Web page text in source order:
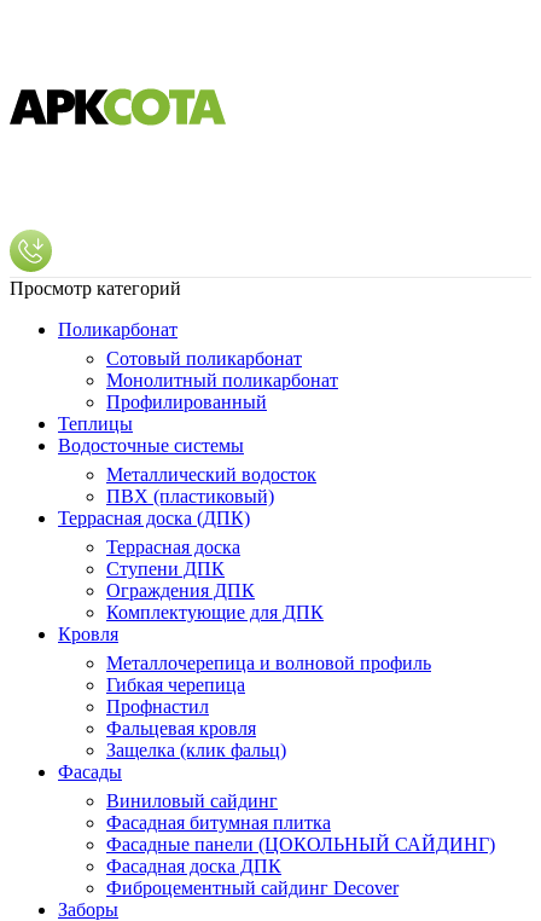
Просмотр категорий
Поликарбонат
Сотовый поликарбонат
Монолитный поликарбонат
Профилированный
Теплицы
Водосточные системы
Металлический водосток
ПВХ (пластиковый)
Террасная доска (ДПК)
Террасная доска
Ступени ДПК
Ограждения ДПК
Комплектующие для ДПК
Кровля
Металлочерепица и волновой профиль
Гибкая черепица
Профнастил
Фальцевая кровля
Защелка (клик фальц)
Фасады
Виниловый сайдинг
Фасадная битумная плитка
Фасадные панели (ЦОКОЛЬНЫЙ САЙДИНГ)
Фасадная доска ДПК
Фиброцементный сайдинг Decover
Заборы